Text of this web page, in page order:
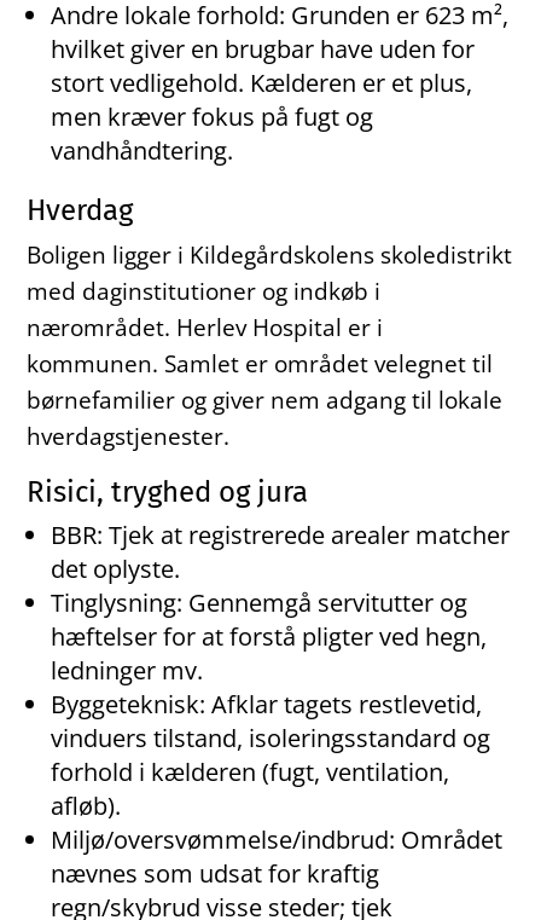
Andre lokale forhold: Grunden er 623 m²,
hvilket giver en brugbar have uden for
stort vedligehold. Kælderen er et plus,
men kræver fokus på fugt og
vandhåndtering.
Hverdag
Boligen ligger i Kildegårdskolens skoledistrikt
med daginstitutioner og indkøb i
nærområdet. Herlev Hospital er i
kommunen. Samlet er området velegnet til
børnefamilier og giver nem adgang til lokale
hverdagstjenester.
Risici, tryghed og jura
BBR: Tjek at registrerede arealer matcher
det oplyste.
Tinglysning: Gennemgå servitutter og
hæftelser for at forstå pligter ved hegn,
ledninger mv.
Byggeteknisk: Afklar tagets restlevetid,
vinduers tilstand, isoleringsstandard og
forhold i kælderen (fugt, ventilation,
afløb).
Miljø/oversvømmelse/indbrud: Området
nævnes som udsat for kraftig
regn/skybrud visse steder; tjek